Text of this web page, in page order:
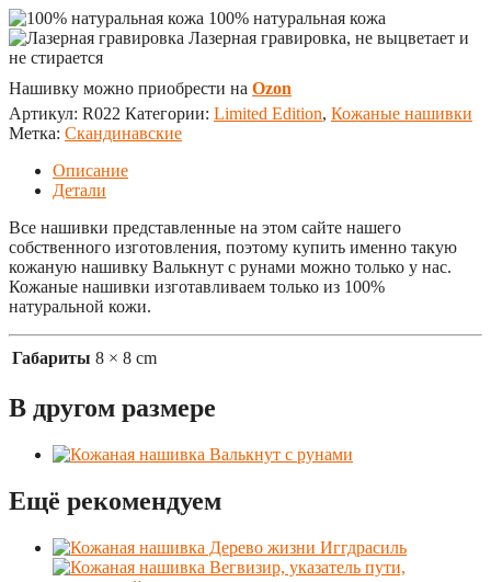
100% натуральная кожа
Лазерная гравировка, не выцветает и
не стирается
Нашивку можно приобрести на Ozon
Артикул: R022 Категории: Limited Edition, Кожаные нашивки
Метка: Скандинавские
Описание
Детали
Все нашивки представленные на этом сайте нашего
собственного изготовления, поэтому купить именно такую
кожаную нашивку Валькнут с рунами можно только у нас.
Кожаные нашивки изготавливаем только из 100%
натуральной кожи.
Габариты 8 × 8 cm
В другом размере
Ещё рекомендуем